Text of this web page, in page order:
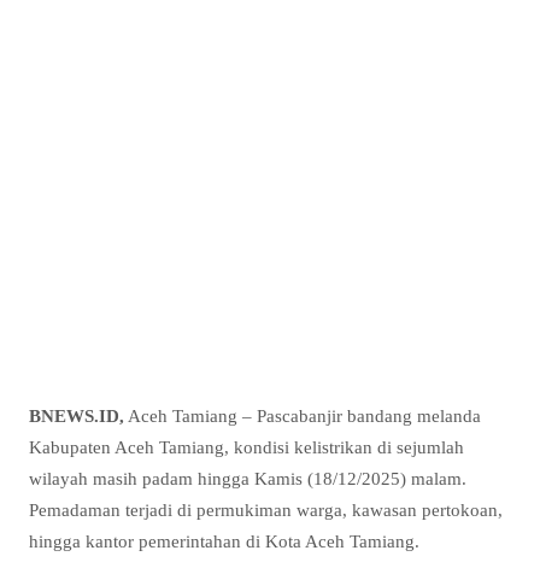
BNEWS.ID, Aceh Tamiang – Pascabanjir bandang melanda
Kabupaten Aceh Tamiang, kondisi kelistrikan di sejumlah
wilayah masih padam hingga Kamis (18/12/2025) malam.
Pemadaman terjadi di permukiman warga, kawasan pertokoan,
hingga kantor pemerintahan di Kota Aceh Tamiang.